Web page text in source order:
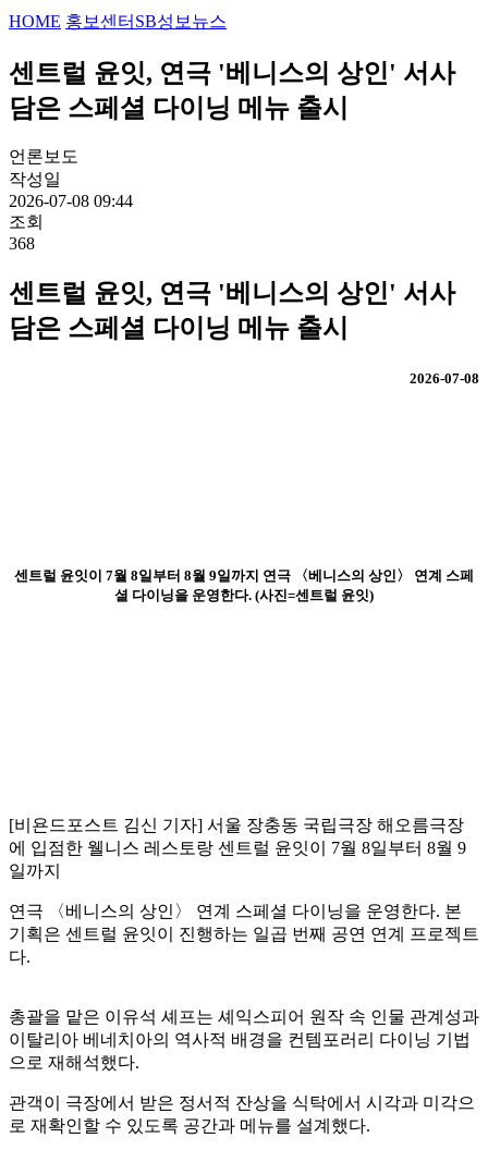
HOME 홍보센터 SB성보뉴스
센트럴 윤잇, 연극 '베니스의 상인' 서사
담은 스페셜 다이닝 메뉴 출시
언론보도
작성일
2026-07-08 09:44
조회
368
센트럴 윤잇, 연극 '베니스의 상인' 서사
담은 스페셜 다이닝 메뉴 출시
2026-07-08
센트럴 윤잇이 7월 8일부터 8월 9일까지 연극 〈베니스의 상인〉 연계 스페
셜 다이닝을 운영한다. (사진=센트럴 윤잇)
[비욘드포스트 김신 기자] 서울 장충동 국립극장 해오름극장
에 입점한 웰니스 레스토랑 센트럴 윤잇이 7월 8일부터 8월 9
일까지
연극 〈베니스의 상인〉 연계 스페셜 다이닝을 운영한다. 본
기획은 센트럴 윤잇이 진행하는 일곱 번째 공연 연계 프로젝트
다.
총괄을 맡은 이유석 셰프는 셰익스피어 원작 속 인물 관계성과
이탈리아 베네치아의 역사적 배경을 컨템포러리 다이닝 기법
으로 재해석했다.
관객이 극장에서 받은 정서적 잔상을 식탁에서 시각과 미각으
로 재확인할 수 있도록 공간과 메뉴를 설계했다.